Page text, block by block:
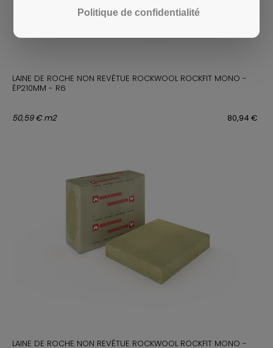
LAINE DE ROCHE NON REVÊTUE ROCKWOOL ROCKFIT MONO -
ÉP210MM - R6
80,94 €
50,59 € m2
LAINE DE ROCHE NON REVÊTUE ROCKWOOL ROCKFIT MONO -
Politique de confidentialité